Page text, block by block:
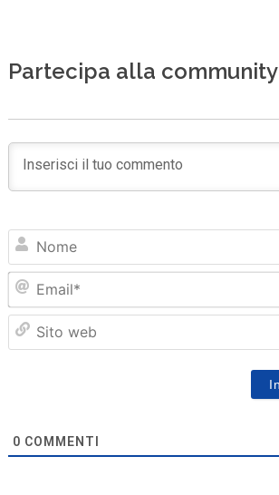
Partecipa alla community
0 COMMENTI